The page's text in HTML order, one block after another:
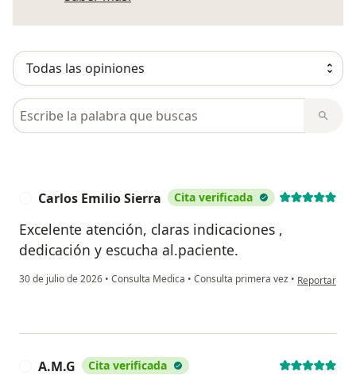
Busca en opiniones
Carlos Emilio Sierra Cita verificada
Excelente atención, claras indicaciones ,
dedicación y escucha al.paciente.
30 de julio de 2026 • Consulta Medica • Consulta primera vez • en opinión
Reportar
A.M.G Cita verificada